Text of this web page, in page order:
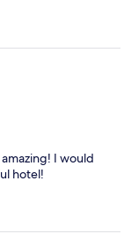
I would
hotel!